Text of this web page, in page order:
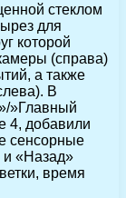
стеклом
для
которой
(справа)
а также
В
»Главный
4, добавили
сенсорные
и «Назад»
время